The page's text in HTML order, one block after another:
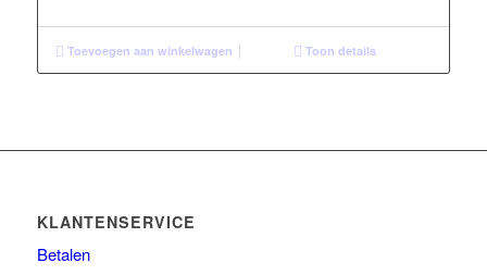
Toevoegen aan winkelwagen Toon details
KLANTENSERVICE
Betalen